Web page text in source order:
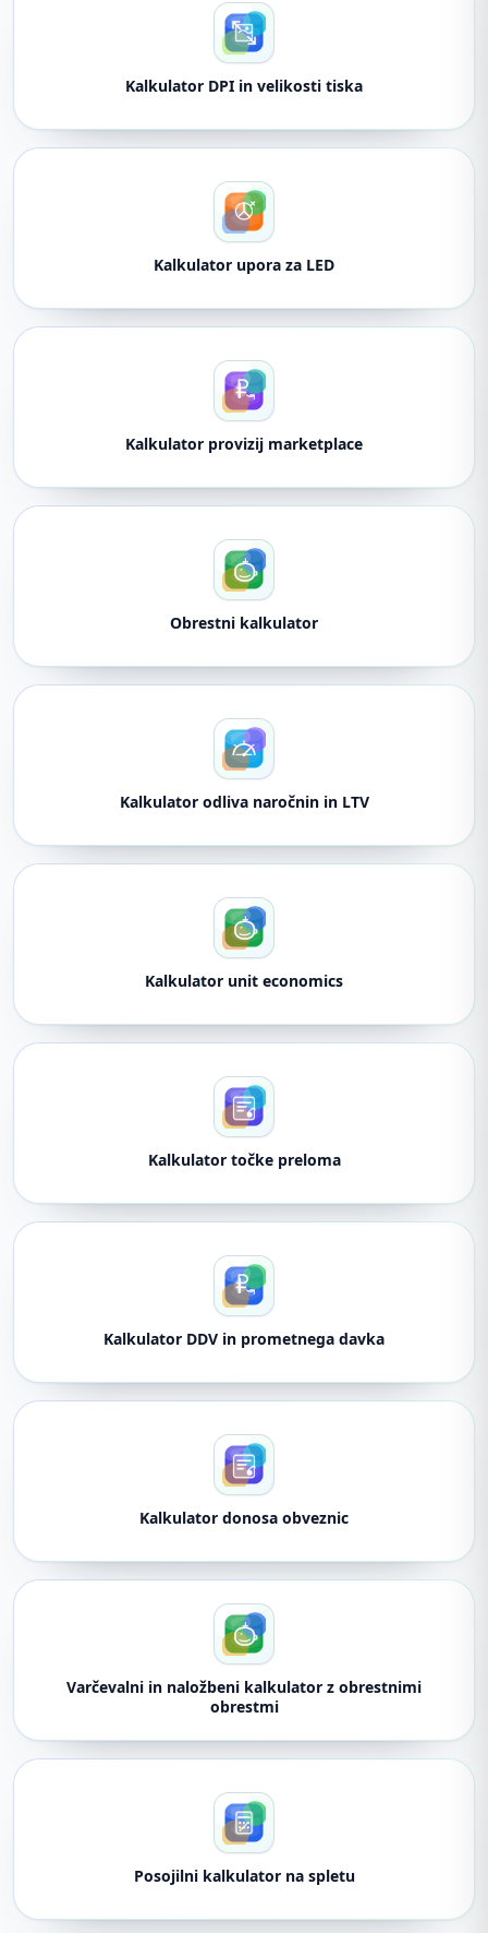
Kalkulator DPI in velikosti tiska
Kalkulator upora za LED
Kalkulator provizij marketplace
Obrestni kalkulator
Kalkulator odliva naročnin in LTV
Kalkulator unit economics
Kalkulator točke preloma
Kalkulator DDV in prometnega davka
Kalkulator donosa obveznic
Varčevalni in naložbeni kalkulator z obrestnimi
obrestmi
Posojilni kalkulator na spletu